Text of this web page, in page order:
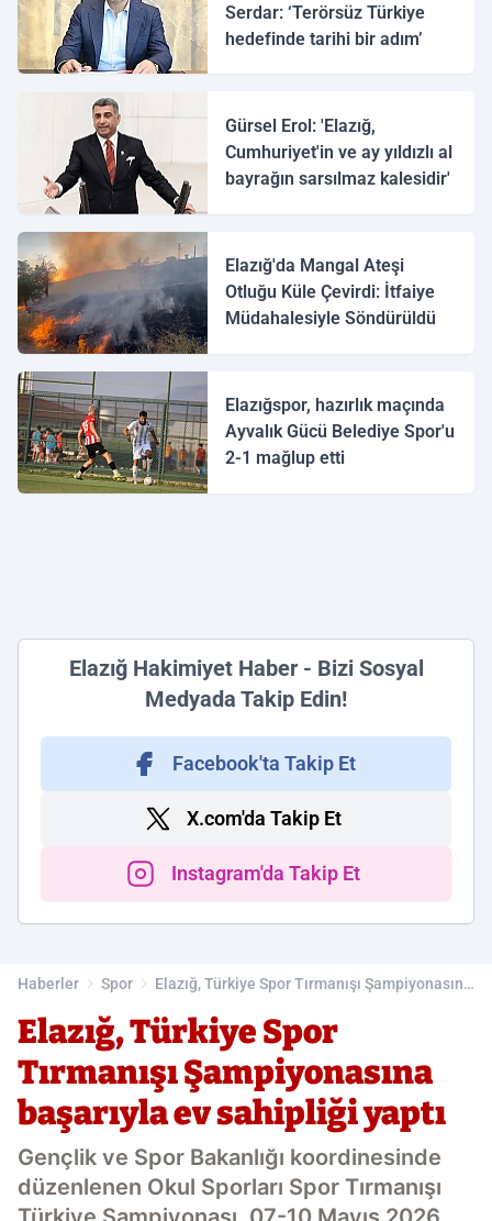
Serdar: ‘Terörsüz Türkiye
hedefinde tarihi bir adım’
Gürsel Erol: 'Elazığ,
Cumhuriyet'in ve ay yıldızlı al
bayrağın sarsılmaz kalesidir'
Elazığ'da Mangal Ateşi
Otluğu Küle Çevirdi: İtfaiye
Müdahalesiyle Söndürüldü
Elazığspor, hazırlık maçında
Ayvalık Gücü Belediye Spor'u
2-1 mağlup etti
Elazığ Hakimiyet Haber - Bizi Sosyal
Medyada Takip Edin!
Facebook'ta Takip Et
X.com'da Takip Et
Instagram'da Takip Et
Haberler Spor
Elazığ, Türkiye Spor Tırmanışı Şampiyonasına
Elazığ, Türkiye Spor
Tırmanışı Şampiyonasına
başarıyla ev sahipliği yaptı
Gençlik ve Spor Bakanlığı koordinesinde
düzenlenen Okul Sporları Spor Tırmanışı